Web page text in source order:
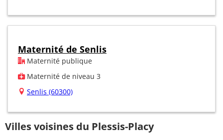
Maternité de Senlis
Maternité publique
Maternité de niveau 3
Senlis (60300)
Villes voisines du Plessis-Placy